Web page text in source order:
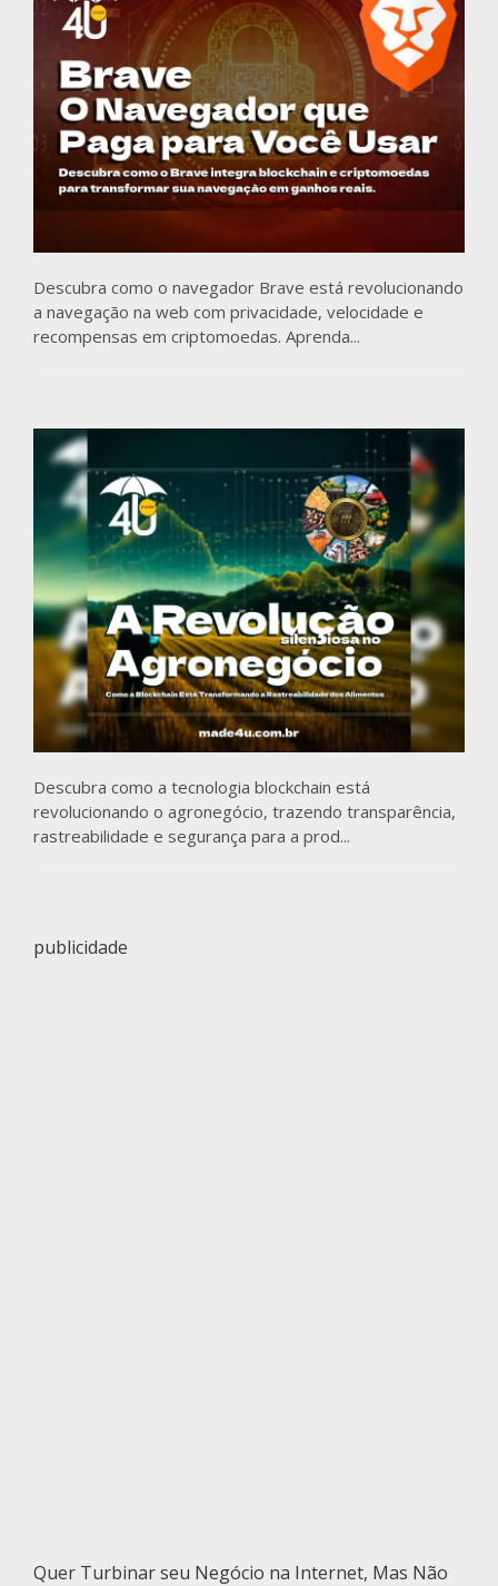
Descubra como o navegador Brave está revolucionando
a navegação na web com privacidade, velocidade e
recompensas em criptomoedas. Aprenda...
Descubra como a tecnologia blockchain está
revolucionando o agronegócio, trazendo transparência,
rastreabilidade e segurança para a prod...
publicidade
Quer Turbinar seu Negócio na Internet, Mas Não